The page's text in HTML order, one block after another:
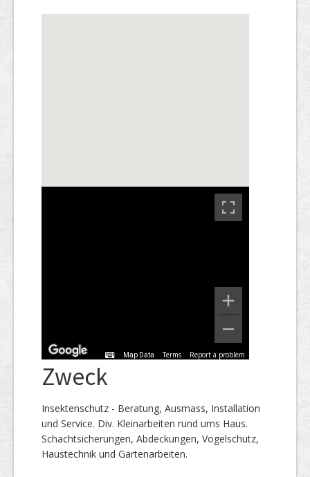
Map Data Terms Report a problem
Zweck
Insektenschutz - Beratung, Ausmass, Installation
und Service. Div. Kleinarbeiten rund ums Haus.
Schachtsicherungen, Abdeckungen, Vogelschutz,
Haustechnik und Gartenarbeiten.